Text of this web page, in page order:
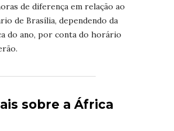
de diferença em relação ao
de Brasília, dependendo da
do ano, por conta do horário
sobre a África